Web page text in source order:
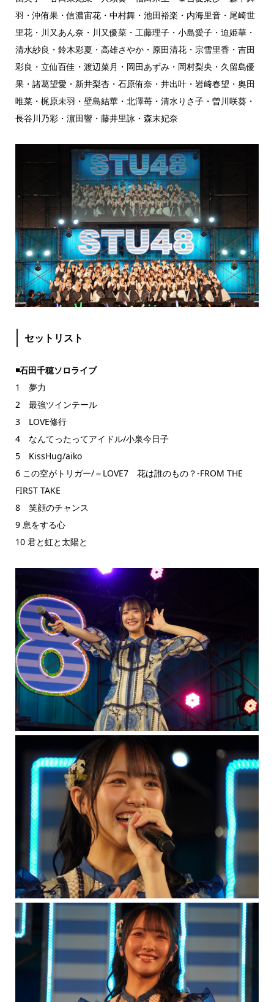
羽・沖侑果・信濃宙花・中村舞・池田裕楽・内海里音・尾崎世
里花・川又あん奈・川又優菜・工藤理子・小島愛子・迫姫華・
清水紗良・鈴木彩夏・高雄さやか・原田清花・宗雪里香・吉田
彩良・立仙百佳・渡辺菜月・岡田あずみ・岡村梨央・久留島優
果・諸葛望愛・新井梨杏・石原侑奈・井出叶・岩﨑春望・奥田
唯菜・梶原未羽・壁島結華・北澤苺・清水りさ子・曽川咲葵・
長谷川乃彩・濵田響・藤井里詠・森末妃奈
セットリスト
◾️石田千穂ソロライブ
1 夢力
2 最強ツインテール
3 LOVE修行
4 なんてったってアイドル/小泉今日子
5 KissHug/aiko
6 この空がトリガー/＝LOVE7 花は誰のもの？-FROM THE
FIRST TAKE
8 笑顔のチャンス
9 息をする心
10 君と虹と太陽と